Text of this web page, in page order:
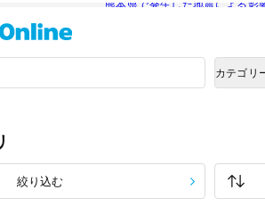
熊本県で発生した地震による影
カテゴリ
絞り込む